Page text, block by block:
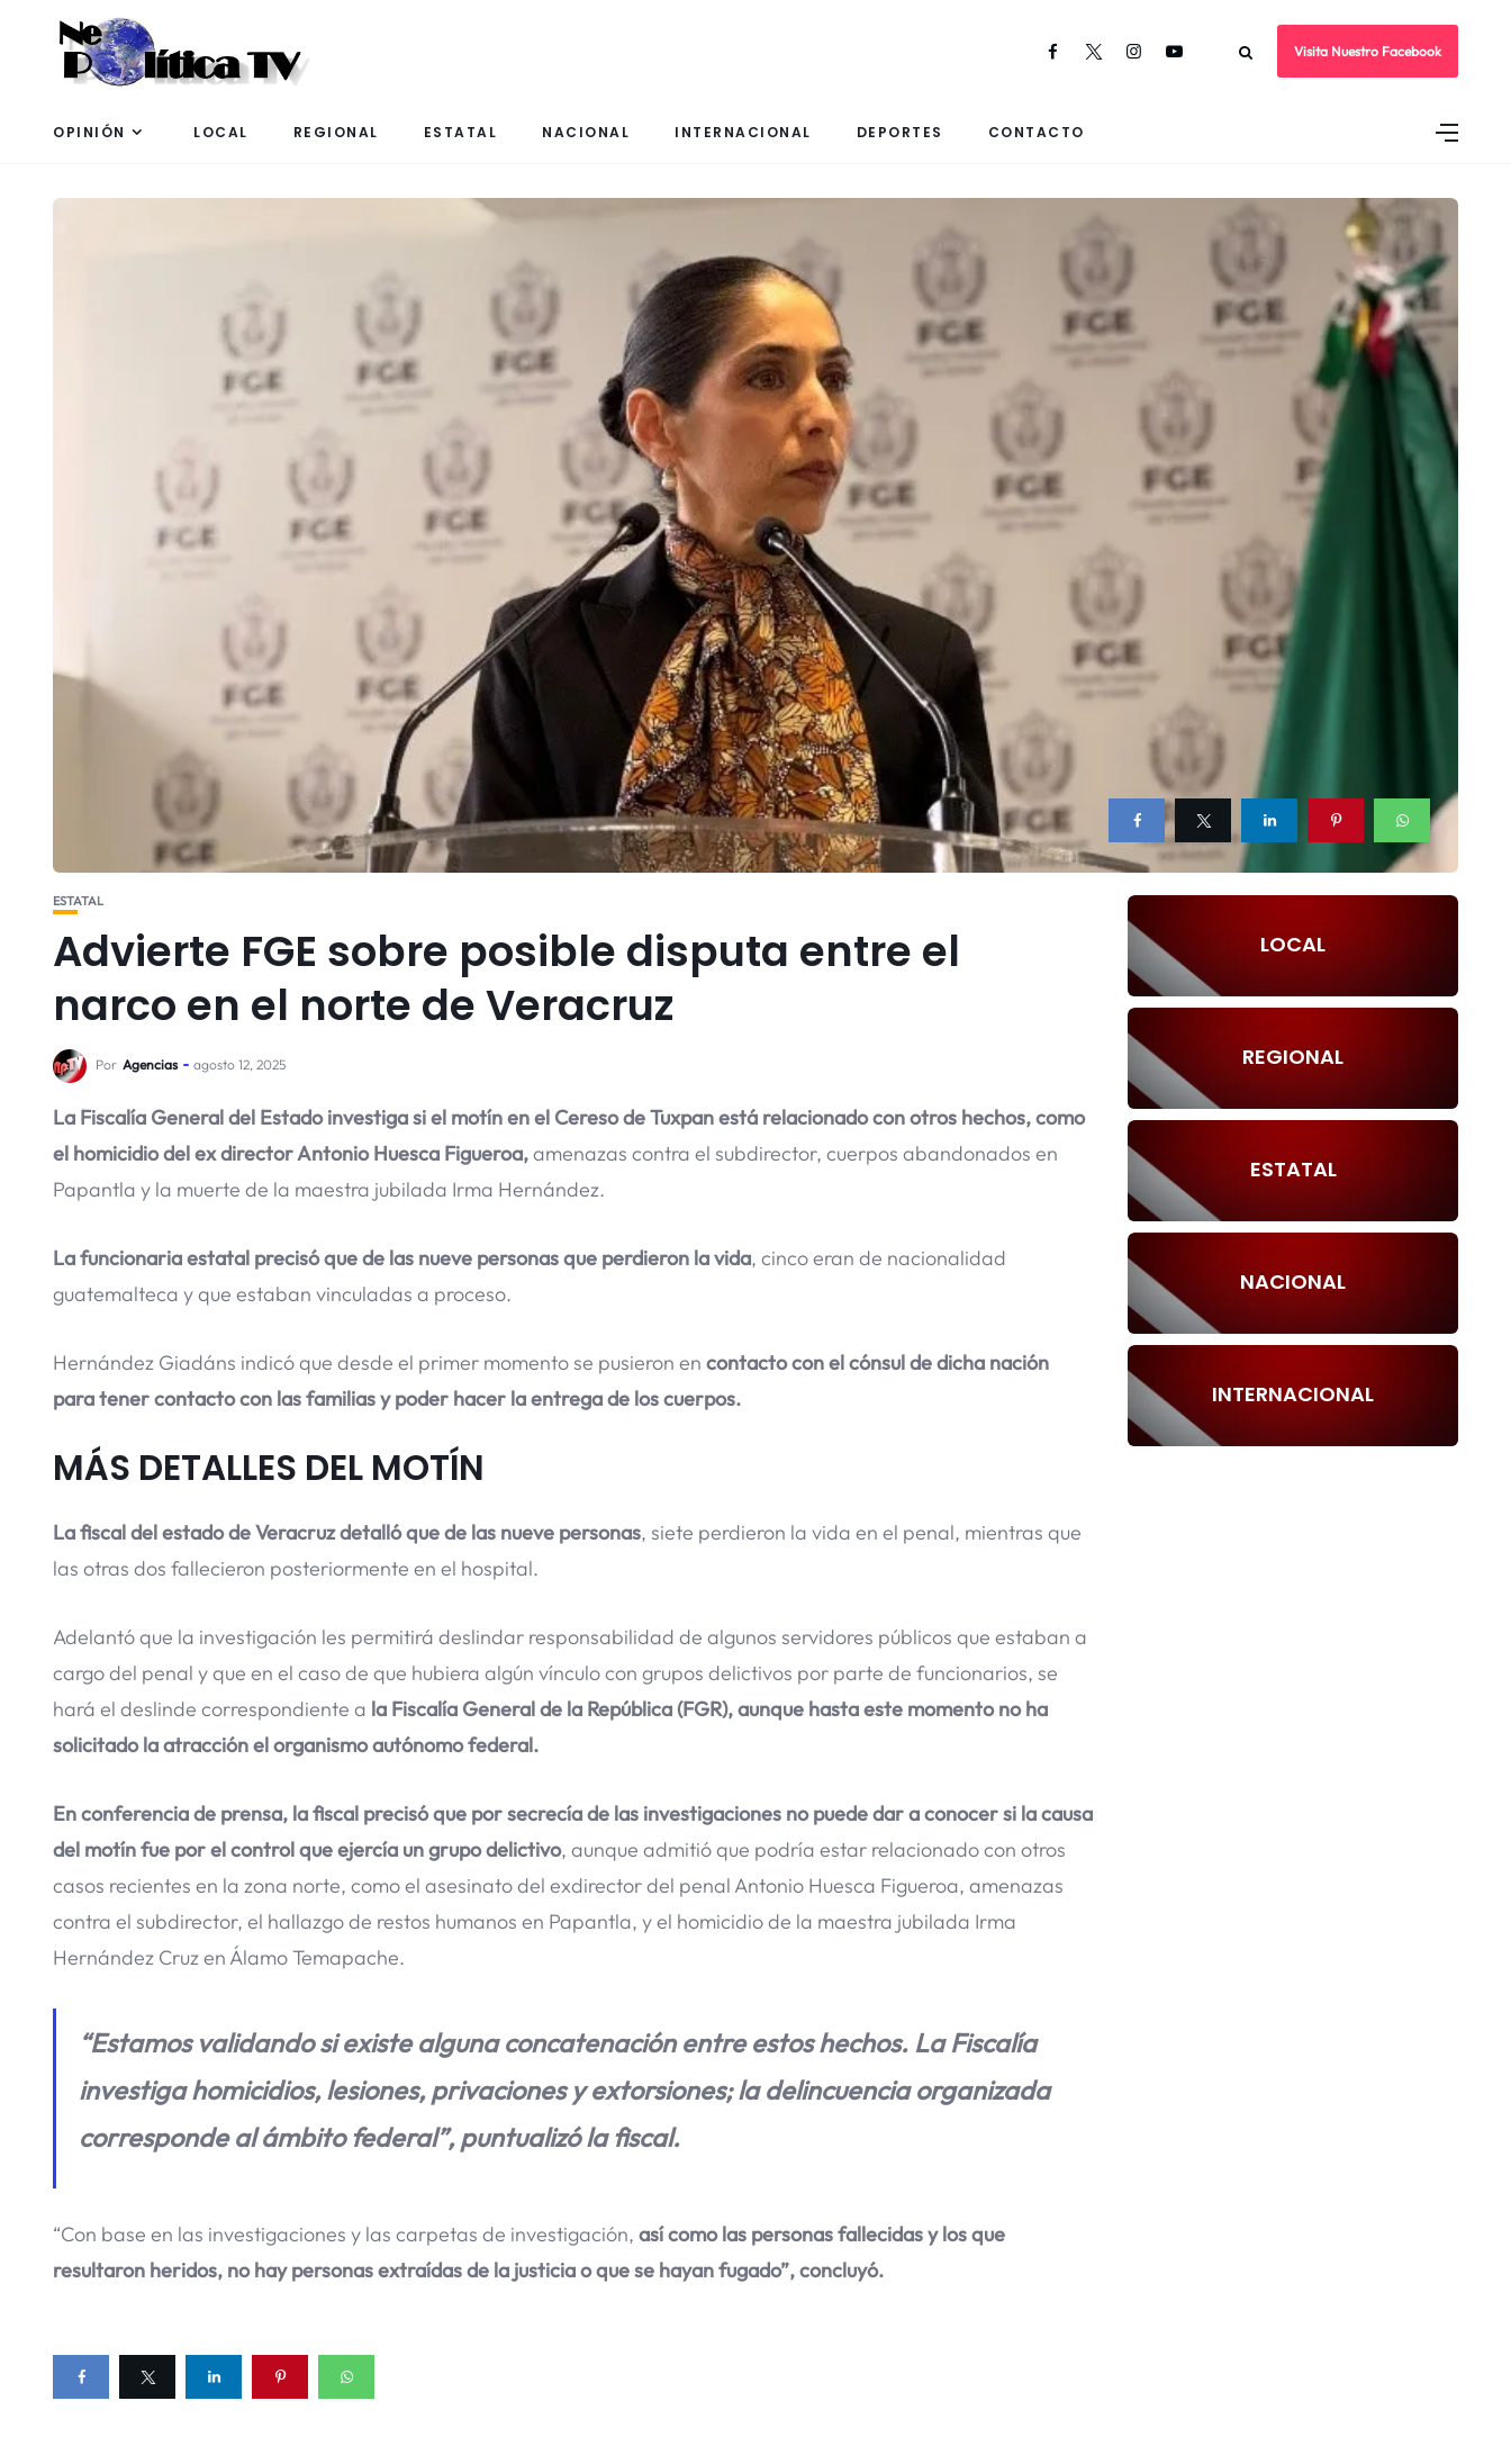
Visita Nuestro Facebook
OPINIÓN LOCAL REGIONAL ESTATAL NACIONAL INTERNACIONAL DEPORTES CONTACTO
ESTATAL
Advierte FGE sobre posible disputa entre el
narco en el norte de Veracruz
Por Agencias agosto 12, 2025
La Fiscalía General del Estado investiga si el motín en el Cereso de Tuxpan está relacionado con otros hechos, como
el homicidio del ex director Antonio Huesca Figueroa,amenazas contra el subdirector, cuerpos abandonados en
Papantla y la muerte de la maestra jubilada Irma Hernández.
La funcionaria estatal precisó que de las nueve personas que perdieron la vida, cinco eran de nacionalidad
guatemalteca y que estaban vinculadas a proceso.
Hernández Giadáns indicó que desde el primer momento se pusieron en contacto con el cónsul de dicha nación
para tener contacto con las familias y poder hacer la entrega de los cuerpos.
MÁS DETALLES DEL MOTÍN
La fiscal del estado de Veracruz detalló que de las nueve personas, siete perdieron la vida en el penal, mientras que
las otras dos fallecieron posteriormente en el hospital.
Adelantó que la investigación les permitirá deslindar responsabilidad de algunos servidores públicos que estaban a
cargo del penal y que en el caso de que hubiera algún vínculo con grupos delictivos por parte de funcionarios, se
hará el deslinde correspondiente a la Fiscalía General de la República (FGR), aunque hasta este momento no ha
solicitado la atracción el organismo autónomo federal.
En conferencia de prensa, la fiscal precisó que por secrecía de las investigaciones no puede dar a conocer si la causa
del motín fue por el control que ejercía un grupo delictivo, aunque admitió que podría estar relacionado con otros
casos recientes en la zona norte, como el asesinato del exdirector del penal Antonio Huesca Figueroa, amenazas
contra el subdirector, el hallazgo de restos humanos en Papantla, y el homicidio de la maestra jubilada Irma
Hernández Cruz en Álamo Temapache.
“Estamos validando si existe alguna concatenación entre estos hechos. La Fiscalía
investiga homicidios, lesiones, privaciones y extorsiones; la delincuencia organizada
corresponde al ámbito federal”, puntualizó la fiscal.
“Con base en las investigaciones y las carpetas de investigación, así como las personas fallecidas y los que
resultaron heridos, no hay personas extraídas de la justicia o que se hayan fugado”, concluyó.
LOCAL
REGIONAL
ESTATAL
NACIONAL
INTERNACIONAL